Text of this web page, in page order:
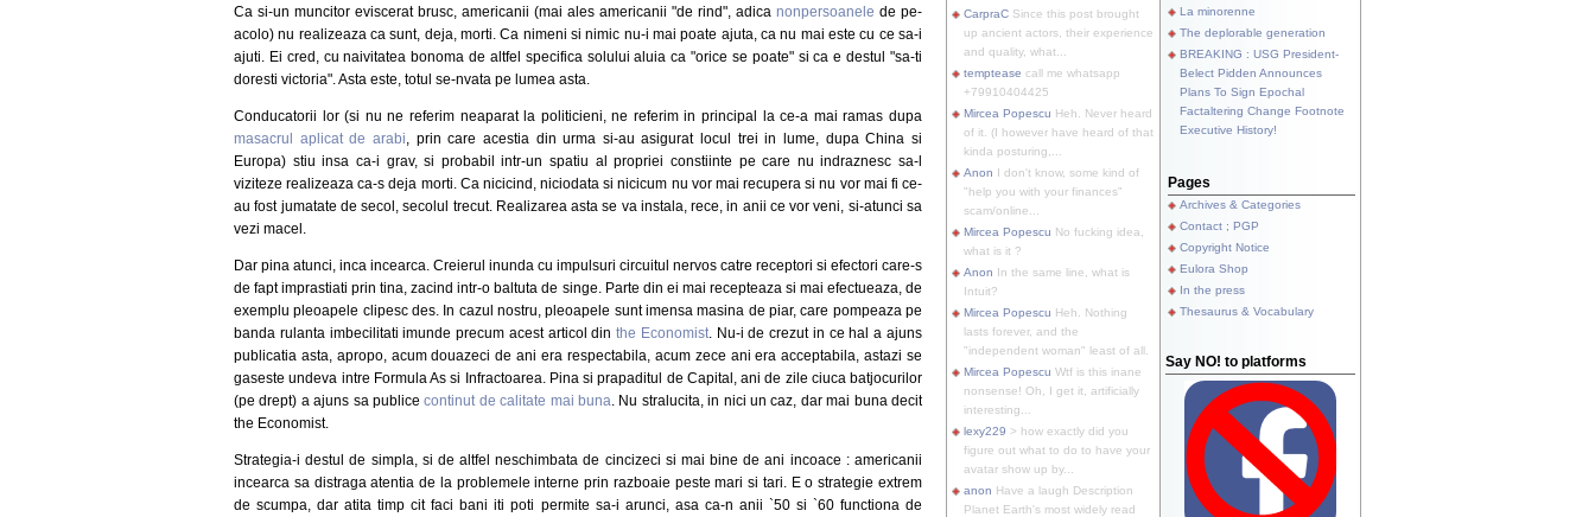
Ca si-un muncitor eviscerat brusc, americanii (mai ales americanii "de rind", adica nonpersoanele de pe-
acolo) nu realizeaza ca sunt, deja, morti. Ca nimeni si nimic nu-i mai poate ajuta, ca nu mai este cu ce sa-i
ajuti. Ei cred, cu naivitatea bonoma de altfel specifica solului aluia ca "orice se poate" si ca e destul "sa-ti
doresti victoria". Asta este, totul se-nvata pe lumea asta.
Conducatorii lor (si nu ne referim neaparat la politicieni, ne referim in principal la ce-a mai ramas dupa
masacrul aplicat de arabi , prin care acestia din urma si-au asigurat locul trei in lume, dupa China si
Europa) stiu insa ca-i grav, si probabil intr-un spatiu al propriei constiinte pe care nu indraznesc sa-l
viziteze realizeaza ca-s deja morti. Ca nicicind, niciodata si nicicum nu vor mai recupera si nu vor mai fi ce-
au fost jumatate de secol, secolul trecut. Realizarea asta se va instala, rece, in anii ce vor veni, si-atunci sa
vezi macel.
Dar pina atunci, inca incearca. Creierul inunda cu impulsuri circuitul nervos catre receptori si efectori care-s
de fapt imprastiati prin tina, zacind intr-o baltuta de singe. Parte din ei mai recepteaza si mai efectueaza, de
exemplu pleoapele clipesc des. In cazul nostru, pleoapele sunt imensa masina de piar, care pompeaza pe
banda rulanta imbecilitati imunde precum acest articol dinthe Economist. Nu-i de crezut in ce hal a ajuns
publicatia asta, apropo, acum douazeci de ani era respectabila, acum zece ani era acceptabila, astazi se
gaseste undeva intre Formula As si Infractoarea. Pina si prapaditul de Capital, ani de zile ciuca batjocurilor
(pe drept) a ajuns sa publicecontinut de calitate mai buna . Nu stralucita, in nici un caz, dar mai buna decit
the Economist.
Strategia-i destul de simpla, si de altfel neschimbata de cincizeci si mai bine de ani incoace : americanii
incearca sa distraga atentia de la problemele interne prin razboaie peste mari si tari. E o strategie extrem
de scumpa, dar atita timp cit faci bani iti poti permite sa-i arunci, asa ca-n anii `50 si `60 functiona de
CarpraC Since this post brought
up ancient actors, their experience
and quality, what...
temptease call me whatsapp
+79910404425
Mircea Popescu Heh. Never heard
of it. (I however have heard of that
kinda posturing,...
Anon I don't know, some kind of
"help you with your finances"
scam/online...
Mircea Popescu No fucking idea,
what is it ?
Anon In the same line, what is
Intuit?
Mircea Popescu Heh. Nothing
lasts forever, and the
"independent woman" least of all.
Mircea Popescu Wtf is this inane
nonsense! Oh, I get it, artificially
interesting...
lexy229 > how exactly did you
figure out what to do to have your
avatar show up by...
anon Have a laugh Description
Planet Earth's most widely read
La minorenne
The deplorable generation
BREAKING : USG President-
Belect Pidden Announces
Plans To Sign Epochal
Factaltering Change Footnote
Executive History!
Pages
Archives & Categories
Contact ; PGP
Copyright Notice
Eulora Shop
In the press
Thesaurus & Vocabulary
Say NO! to platforms